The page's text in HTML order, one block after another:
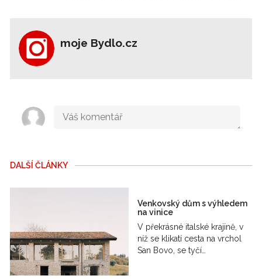
moje Bydlo.cz
DALŠÍ ČLÁNKY
Venkovský dům s výhledem
na vinice
V překrásné italské krajině, v
níž se klikatí cesta na vrchol
San Bovo, se tyčí…